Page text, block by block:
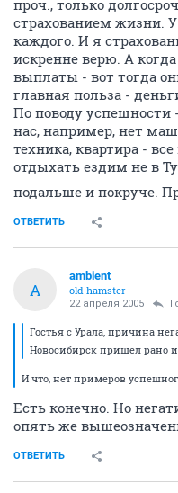
проч., только
страхованием жизни.
каждого. И я
искренне верю. А
выплаты - вот тогда
главная польза -
По поводу успешности
нас, например, нет
техника, квартира -
отдыхать ездим не в
подальше и покруче.
ОТВЕТИТЬ
A
ambient
old hamster
22 апреля 2005
Гостья с Урала, причина
Новосибирск пришел рано
И что, нет примеров
Есть конечно. Но
опять же
ОТВЕТИТЬ